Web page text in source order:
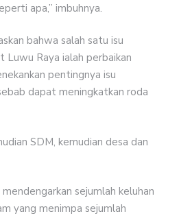
apa,” imbuhnya.
bahwa salah satu isu
Luwu Raya ialah perbaikan
pentingnya isu
dapat meningkatkan roda
SDM, kemudian desa dan
sejumlah keluhan
yang menimpa sejumlah